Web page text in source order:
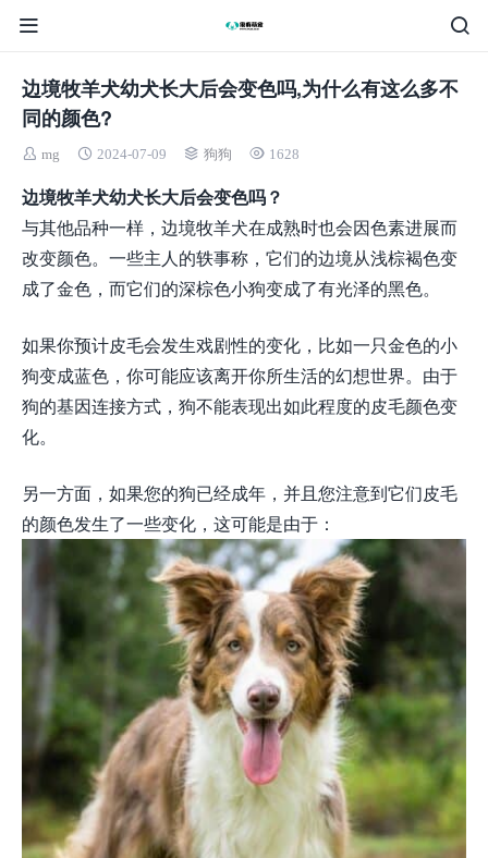
边境牧羊犬幼犬长大后会变色吗,为什么有这么多不
同的颜色?
mg 2024-07-09 狗狗 1628
边境牧羊犬幼犬长大后会变色吗？
与其他品种一样，边境牧羊犬在成熟时也会因色素进展而
改变颜色。一些主人的轶事称，它们的边境从浅棕褐色变
成了金色，而它们的深棕色小狗变成了有光泽的黑色。
如果你预计皮毛会发生戏剧性的变化，比如一只金色的小
狗变成蓝色，你可能应该离开你所生活的幻想世界。由于
狗的基因连接方式，狗不能表现出如此程度的皮毛颜色变
化。
另一方面，如果您的狗已经成年，并且您注意到它们皮毛
的颜色发生了一些变化，这可能是由于：